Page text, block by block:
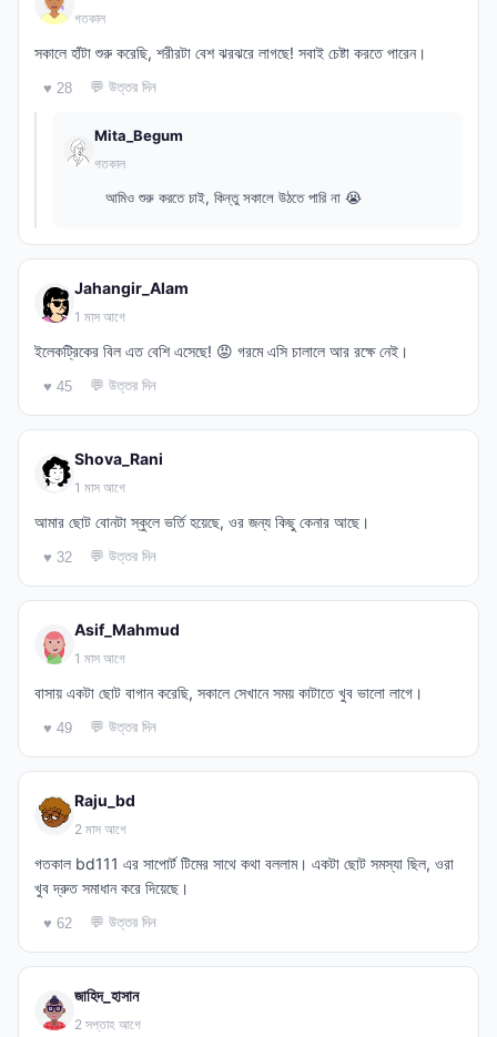
গতকাল
সকালে হাঁটা শুরু করেছি, শরীরটা বেশ ঝরঝরে লাগছে! সবাই চেষ্টা করতে পারেন।
♥ 28 💬 উত্তর দিন
Mita_Begum
গতকাল
আমিও শুরু করতে চাই, কিন্তু সকালে উঠতে পারি না 😭
Jahangir_Alam
1 মাস আগে
ইলেকট্রিকের বিল এত বেশি এসেছে! 😡 গরমে এসি চালালে আর রক্ষে নেই।
♥ 45 💬 উত্তর দিন
Shova_Rani
1 মাস আগে
আমার ছোট বোনটা স্কুলে ভর্তি হয়েছে, ওর জন্য কিছু কেনার আছে।
♥ 32 💬 উত্তর দিন
Asif_Mahmud
1 মাস আগে
বাসায় একটা ছোট বাগান করেছি, সকালে সেখানে সময় কাটাতে খুব ভালো লাগে।
♥ 49 💬 উত্তর দিন
Raju_bd
2 মাস আগে
গতকাল bd111 এর সাপোর্ট টিমের সাথে কথা বললাম। একটা ছোট সমস্যা ছিল, ওরা
খুব দ্রুত সমাধান করে দিয়েছে।
♥ 62 💬 উত্তর দিন
জাহিদ_হাসান
2 সপ্তাহ আগে